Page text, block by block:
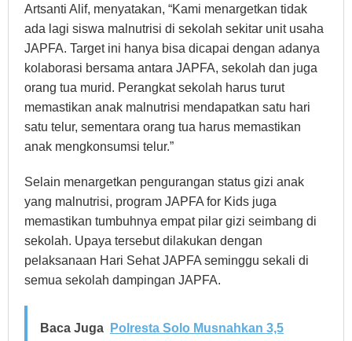
Artsanti Alif, menyatakan, “Kami menargetkan tidak
ada lagi siswa malnutrisi di sekolah sekitar unit usaha
JAPFA. Target ini hanya bisa dicapai dengan adanya
kolaborasi bersama antara JAPFA, sekolah dan juga
orang tua murid. Perangkat sekolah harus turut
memastikan anak malnutrisi mendapatkan satu hari
satu telur, sementara orang tua harus memastikan
anak mengkonsumsi telur.”
Selain menargetkan pengurangan status gizi anak
yang malnutrisi, program JAPFA for Kids juga
memastikan tumbuhnya empat pilar gizi seimbang di
sekolah. Upaya tersebut dilakukan dengan
pelaksanaan Hari Sehat JAPFA seminggu sekali di
semua sekolah dampingan JAPFA.
Baca Juga Polresta Solo Musnahkan 3,5